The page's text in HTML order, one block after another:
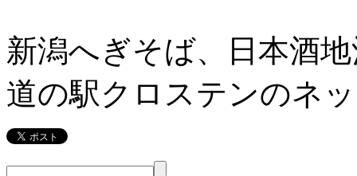
新潟へぎそば、日本酒
道の駅クロステンのネ